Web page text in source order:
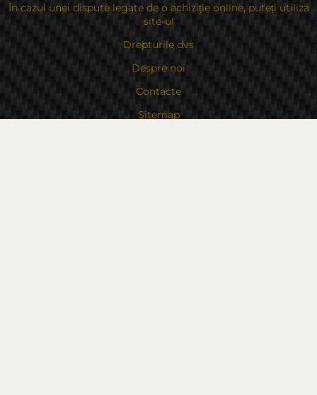
În cazul unei dispute legate de o achiziție online, puteți utiliza
site-ul
Drepturile dvs
Despre noi
Contacte
Sitemap